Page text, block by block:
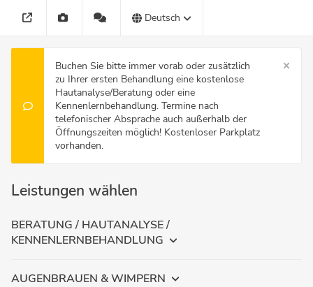
Deutsch
Buchen Sie bitte immer vorab oder zusätzlich
zu Ihrer ersten Behandlung eine kostenlose
Hautanalyse/Beratung oder eine
Kennenlernbehandlung. Termine nach
telefonischer Absprache auch außerhalb der
Öffnungszeiten möglich! Kostenloser Parkplatz
vorhanden.
Leistungen wählen
BERATUNG / HAUTANALYSE /
KENNENLERNBEHANDLUNG
AUGENBRAUEN & WIMPERN